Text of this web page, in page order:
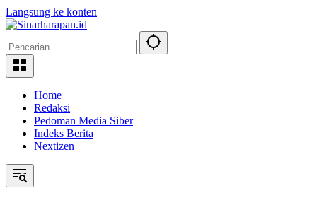
Langsung ke konten
Home
Redaksi
Pedoman Media Siber
Indeks Berita
Nextizen